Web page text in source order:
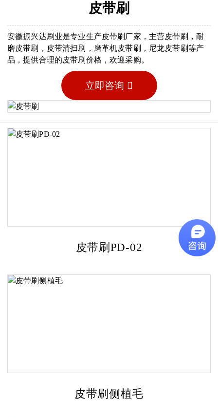
皮带刷
安徽振兴达刷业是专业生产皮带刷厂家，主营皮带刷，耐
磨皮带刷，皮带清扫刷，磨革机皮带刷，尼龙皮带刷等产
品，提供合理的皮带刷价格，欢迎采购。
立即咨询
皮带刷PD-02
皮带刷侧植毛